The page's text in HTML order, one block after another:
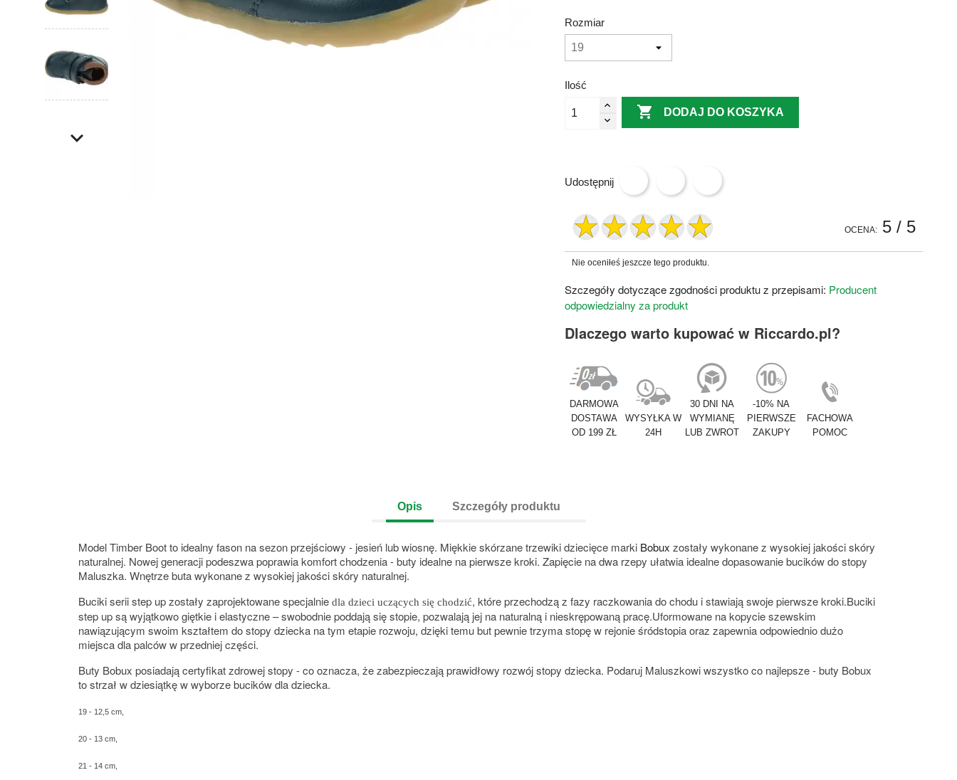
Rozmiar
Ilość
 DODAJ DO KOSZYKA
Udostępnij
OCENA: 5/ 5
Nie oceniłeś jeszcze tego produktu.
Szczegóły dotyczące zgodności produktu z przepisami: Producent
odpowiedzialny za produkt
Dlaczego warto kupować w Riccardo.pl?
DARMOWA
DOSTAWA
OD 199 ZŁ
WYSYŁKA W
24H
30 DNI NA
WYMIANĘ
LUB ZWROT
-10% NA
PIERWSZE
ZAKUPY
FACHOWA
POMOC
Opis Szczegóły produktu
Model Timber Boot to idealny fason na sezon przejściowy - jesień lub wiosnę. Miękkie skórzane trzewiki dziecięce marki Bobux zostały wykonane z wysokiej jakości skóry
naturalnej. Nowej generacji podeszwa poprawia komfort chodzenia - buty idealne na pierwsze kroki. Zapięcie na dwa rzepy ułatwia idealne dopasowanie bucików do stopy
Maluszka. Wnętrze buta wykonane z wysokiej jakości skóry naturalnej.
Buciki serii step up zostały zaprojektowane specjalnie dla dzieci uczących się chodzić, które przechodzą z fazy raczkowania do chodu i stawiają swoje pierwsze kroki.Buciki
step up są wyjątkowo giętkie i elastyczne – swobodnie poddają się stopie, pozwalają jej na naturalną i nieskrępowaną pracę.Uformowane na kopycie szewskim
nawiązującym swoim kształtem do stopy dziecka na tym etapie rozwoju, dzięki temu but pewnie trzyma stopę w rejonie śródstopia oraz zapewnia odpowiednio dużo
miejsca dla palców w przedniej części.
Buty Bobux posiadają certyfikat zdrowej stopy - co oznacza, że zabezpieczają prawidłowy rozwój stopy dziecka. Podaruj Maluszkowi wszystko co najlepsze - buty Bobux
to strzał w dziesiątkę w wyborze bucików dla dziecka.
19 - 12,5 cm,
20 - 13 cm,
21 - 14 cm,